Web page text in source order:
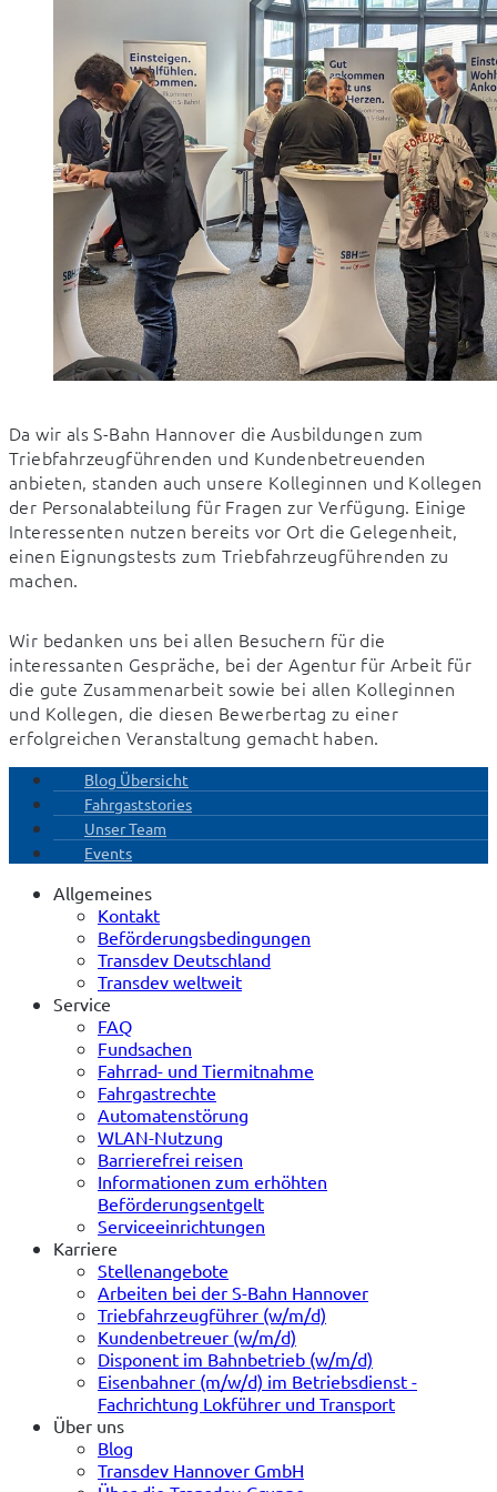
Da wir als S-Bahn Hannover die Ausbildungen zum
Triebfahrzeugführenden und Kundenbetreuenden
anbieten, standen auch unsere Kolleginnen und Kollegen
der Personalabteilung für Fragen zur Verfügung. Einige
Interessenten nutzen bereits vor Ort die Gelegenheit,
einen Eignungstests zum Triebfahrzeugführenden zu
machen.
Wir bedanken uns bei allen Besuchern für die
interessanten Gespräche, bei der Agentur für Arbeit für
die gute Zusammenarbeit sowie bei allen Kolleginnen
und Kollegen, die diesen Bewerbertag zu einer
erfolgreichen Veranstaltung gemacht haben.
Blog Übersicht
Fahrgaststories
Unser Team
Events
Allgemeines
Kontakt
Beförderungsbedingungen
Transdev Deutschland
Transdev weltweit
Service
FAQ
Fundsachen
Fahrrad- und Tiermitnahme
Fahrgastrechte
Automatenstörung
WLAN-Nutzung
Barrierefrei reisen
Informationen zum erhöhten
Beförderungsentgelt
Serviceeinrichtungen
Karriere
Stellenangebote
Arbeiten bei der S-Bahn Hannover
Triebfahrzeugführer (w/m/d)
Kundenbetreuer (w/m/d)
Disponent im Bahnbetrieb (w/m/d)
Eisenbahner (m/w/d) im Betriebsdienst -
Fachrichtung Lokführer und Transport
Über uns
Blog
Transdev Hannover GmbH